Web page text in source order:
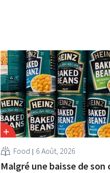
Food 6 Août, 2026
Malgré une baisse de